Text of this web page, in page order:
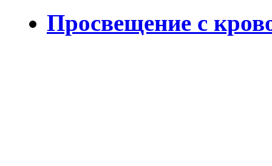
Просвещение с